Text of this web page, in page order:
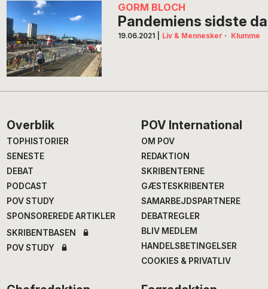
GORM BLOCH
Pandemiens sidste
19.06.2021 Liv & Mennesker · Klumme
Footer
Overblik
TOPHISTORIER
SENESTE
DEBAT
PODCAST
POV STUDY
SPONSOREREDE ARTIKLER
SKRIBENTBASEN
POV STUDY
POV International
OM POV
REDAKTION
SKRIBENTERNE
GÆSTESKRIBENTER
SAMARBEJDSPARTNERE
DEBATREGLER
BLIV MEDLEM
HANDELSBETINGELSER
COOKIES & PRIVATLIV